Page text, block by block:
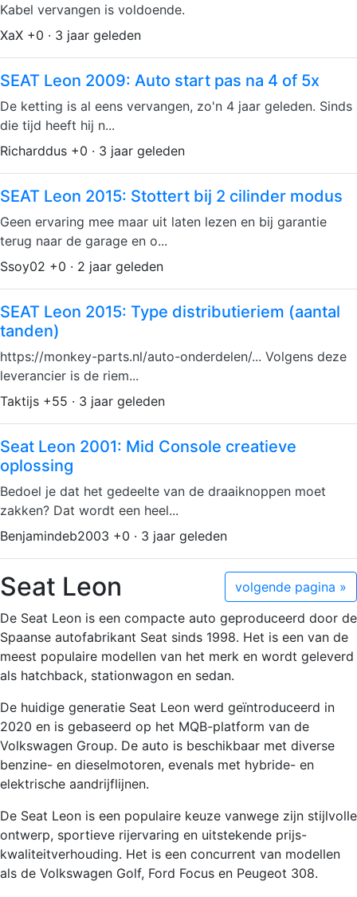
Kabel vervangen is voldoende.
XaX +0 · 3 jaar geleden
SEAT Leon 2009: Auto start pas na 4 of 5x
De ketting is al eens vervangen, zo'n 4 jaar geleden. Sinds
die tijd heeft hij n...
Richarddus +0 · 3 jaar geleden
SEAT Leon 2015: Stottert bij 2 cilinder modus
Geen ervaring mee maar uit laten lezen en bij garantie
terug naar de garage en o...
Ssoy02 +0 · 2 jaar geleden
SEAT Leon 2015: Type distributieriem (aantal
tanden)
https://monkey-parts.nl/auto-onderdelen/... Volgens deze
leverancier is de riem...
Taktijs +55 · 3 jaar geleden
Seat Leon 2001: Mid Console creatieve
oplossing
Bedoel je dat het gedeelte van de draaiknoppen moet
zakken? Dat wordt een heel...
Benjamindeb2003 +0 · 3 jaar geleden
volgende pagina »
Seat Leon
De Seat Leon is een compacte auto geproduceerd door de
Spaanse autofabrikant Seat sinds 1998. Het is een van de
meest populaire modellen van het merk en wordt geleverd
als hatchback, stationwagon en sedan.
De huidige generatie Seat Leon werd geïntroduceerd in
2020 en is gebaseerd op het MQB-platform van de
Volkswagen Group. De auto is beschikbaar met diverse
benzine- en dieselmotoren, evenals met hybride- en
elektrische aandrijflijnen.
De Seat Leon is een populaire keuze vanwege zijn stijlvolle
ontwerp, sportieve rijervaring en uitstekende prijs-
kwaliteitverhouding. Het is een concurrent van modellen
als de Volkswagen Golf, Ford Focus en Peugeot 308.